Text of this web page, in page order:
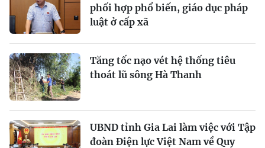
phối hợp phổ biến, giáo dục pháp
luật ở cấp xã
Tăng tốc nạo vét hệ thống tiêu
thoát lũ sông Hà Thanh
UBND tỉnh Gia Lai làm việc với Tập
đoàn Điện lực Việt Nam về Quy